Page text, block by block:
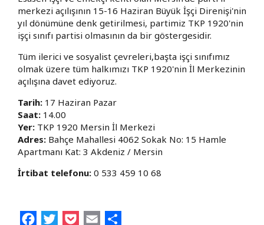
merkezi açılışının 15-16 Haziran Büyük İşçi Direnişi'nin
yıl dönümüne denk getirilmesi, partimiz TKP 1920'nin
işçi sınıfı partisi olmasının da bir göstergesidir.
Tüm ilerici ve sosyalist çevreleri,başta işçi sınıfımız
olmak üzere tüm halkımızı TKP 1920'nin İl Merkezinin
açılışına davet ediyoruz.
Tarih: 17 Haziran Pazar
Saat: 14.00
Yer: TKP 1920 Mersin İl Merkezi
Adres: Bahçe Mahallesi 4062 Sokak No: 15 Hamle
Apartmanı Kat: 3 Akdeniz / Mersin
İrtibat telefonu: 0 533 459 10 68
FacebookTwitterPocketEmail